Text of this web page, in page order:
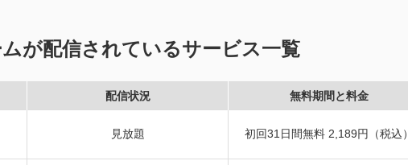
が配信されているサービス一覧
配信状況 無料期間と料金
見放題 初回31日間無料 2,189円（税込）